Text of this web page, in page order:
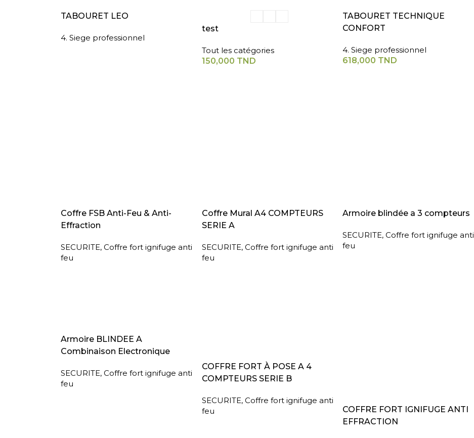
LIRE LA SUITE
TABOURET LEO
4. Siege professionnel
test
Tout les catégories
150,000 TND
AJOUTER AU PANIER
TABOURET TECHNIQUE
CONFORT
4. Siege professionnel
618,000 TND
LIRE LA SUITE
Coffre FSB Anti-Feu & Anti-
Effraction
SECURITE, Coffre fort ignifuge anti
feu
LIRE LA SUITE
Coffre Mural A4 COMPTEURS
SERIE A
SECURITE, Coffre fort ignifuge anti
feu
LIRE LA SUITE
Armoire blindée a 3 compteurs
SECURITE, Coffre fort ignifuge anti
feu
LIRE LA SUITE
Armoire BLINDEE A
Combinaison Electronique
SECURITE, Coffre fort ignifuge anti
feu
LIRE LA SUITE
COFFRE FORT À POSE A 4
COMPTEURS SERIE B
SECURITE, Coffre fort ignifuge anti
feu
LIRE LA SUITE
COFFRE FORT IGNIFUGE ANTI
EFFRACTION